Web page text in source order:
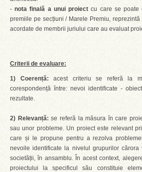
-nota finală a unui proiect cu care se poate
premiile pe secțiuni / Marele Premiu,
acordate de membrii juriului care au evaluat
Criterii de evaluare:
1) Coerență: acest criteriu se referă la
corespondență între: nevoi identificate -
rezultate.
2) Relevanță: se referă la măsura în care
sau unor probleme. Un proiect este relevant
care și le propune pentru a rezolva
nevoile identificate la nivelul grupurilor cărora
societății, în ansamblu. În acest context,
proiectului la specificul său constituie